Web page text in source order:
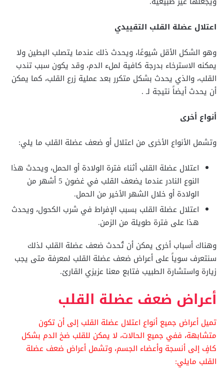
اعتلال عضلة القلب التقييدي
وهو الشكل الأقل شيوعًا، ويحدث ذلك عندما يتصلب البطين ولا
يمكنه الاسترخاء بدرجة كافية لملء الدم، وقد يكون سبب تندب
القلب، والذي يحدث بشكل متكرر بعد عملية زرع القلب، كما يمكن
أن يحدث أيضاً نتيجة لـ .
أنواع أخرى
وتشمل الأنواع الأخرى من اعتلال أو ضعف عضلة القلب ما يلي:
اعتلال عضلة القلب أثناء فترة الولادة أو الحمل، ويحدث هذا
النوع النادر عندما يضعف القلب في غضون 5 أشهر من
الولادة أو خلال الشهر الأخير من الحمل.
اعتلال عضلة القلب بسبب الإفراط في شرب الكحول، ويحدث
هذا على فترة طويلة من الزمن.
وهناك أسباب أخرى يمكن أن تُحدث ضعف عضلة القلب لذلك
سنتعرف سوياً على أعراض ضعف عضلة القلب لمعرفة متى يجب
زيارة واستشارة الطبيب فتابع معنا عزيزي القارئ.
أعراض ضعف عضلة القلب
تميل أعراض جميع أنواع اعتلال عضلة القلب إلى أن تكون
متشابهة، ففي جميع الحالات، لا يمكن للقلب ضخ الدم بشكل
كافٍ إلى أنسجة وأعضاء الجسم، وتشمل أعراض ضعف عضلة
القلب مايلي: